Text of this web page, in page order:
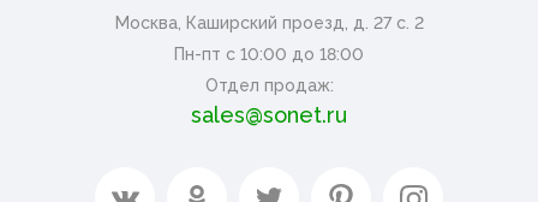
Москва, Каширский проезд, д. 27 с. 2
Пн-пт с 10:00 до 18:00
Отдел продаж:
sales@sonet.ru